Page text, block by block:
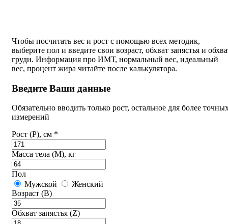
Чтобы посчитать вес и рост с помощью всех методик,
выберите пол и введите свои возраст, обхват запястья и
груди. Информация про ИМТ, нормальный вес, идеальный
вес, процент жира читайте после калькулятора.
Введите Ваши данные
Обязательно вводить только рост, остальное для более
измерений
Рост (P), см *
Масса тела (M), кг
Пол
Мужской
Женский
Возраст (B)
Обхват запястья (Z)